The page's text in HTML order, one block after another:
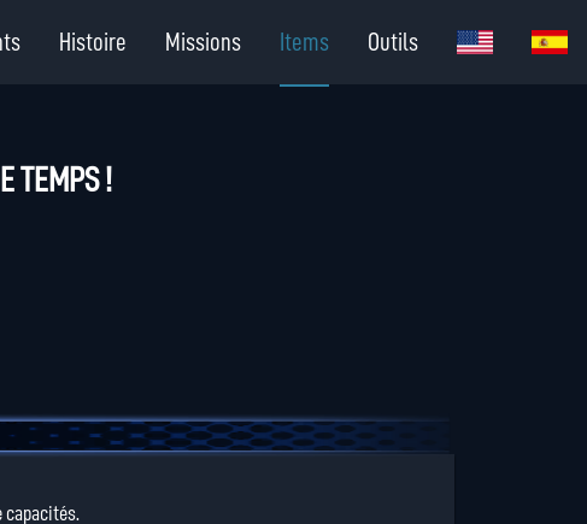
Histoire Missions Items Outils
TEMPS !
capacités.